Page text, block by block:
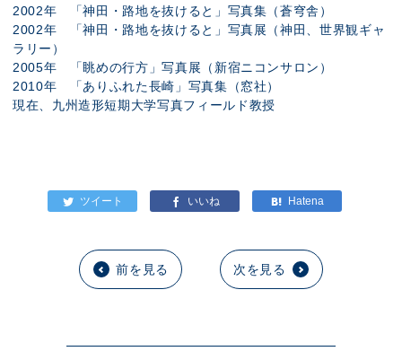
2002年 「神田・路地を抜けると」写真集（蒼穹舎）
2002年 「神田・路地を抜けると」写真展（神田、世界観ギャ
ラリー）
2005年 「眺めの行方」写真展（新宿ニコンサロン）
2010年 「ありふれた長崎」写真集（窓社）
現在、九州造形短期大学写真フィールド教授
前を見る 次を見る